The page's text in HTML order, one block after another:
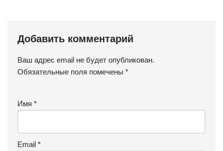
Добавить комментарий
Ваш адрес email не будет опубликован.
Обязательные поля помечены *
Имя *
Email *